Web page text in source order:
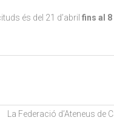
és del 21 d’abril fins al 8
La Federació d’Ateneus de